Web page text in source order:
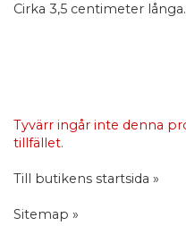
Cirka 3,5 centimeter långa.
Tyvärr ingår inte denna
tillfället.
Till butikens startsida »
Sitemap »